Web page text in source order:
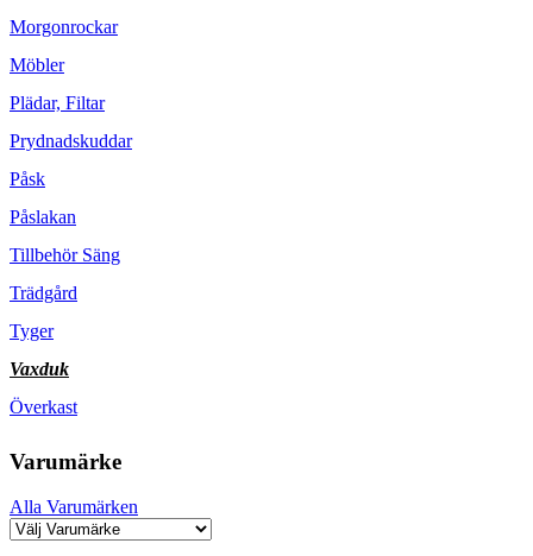
Morgonrockar
Möbler
Plädar, Filtar
Prydnadskuddar
Påsk
Påslakan
Tillbehör Säng
Trädgård
Tyger
Vaxduk
Överkast
Varumärke
Alla Varumärken